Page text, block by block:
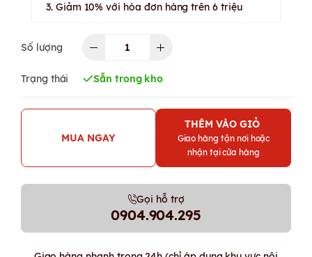
3. Giảm 10% với hóa đơn hàng trên 6 triệu
Số lượng
Trạng thái Sẵn trong kho
MUA NGAY
THÊM VÀO GIỎ
Giao hàng tận nơi hoặc
nhận tại cửa hàng
Gọi hỗ trợ
0904.904.295